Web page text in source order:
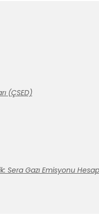
(ÇSED)
Sera Gazı Emisyonu